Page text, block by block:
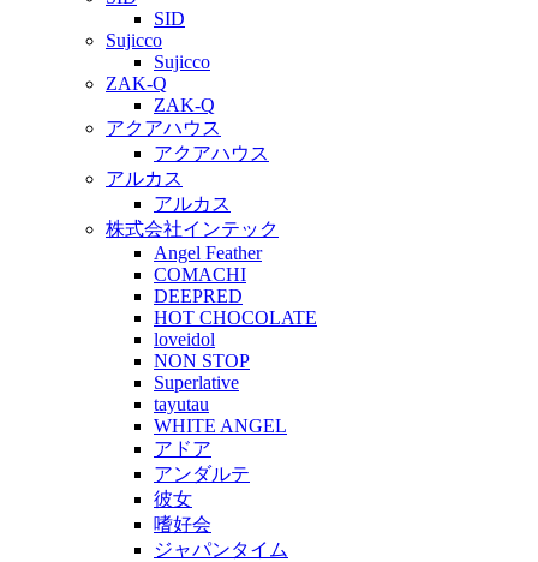
SID
Sujicco
Sujicco
ZAK-Q
ZAK-Q
アクアハウス
アクアハウス
アルカス
アルカス
株式会社インテック
Angel Feather
COMACHI
DEEPRED
HOT CHOCOLATE
loveidol
NON STOP
Superlative
tayutau
WHITE ANGEL
アドア
アンダルテ
彼女
嗜好会
ジャパンタイム